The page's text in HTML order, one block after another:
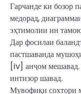
Гарчанде ки бозор
медорад,
эҳтимолии ин
Дар фосилаи
пастшаванда
[iv] анҷом
интизор шавад.
Мувофиқи сохтори